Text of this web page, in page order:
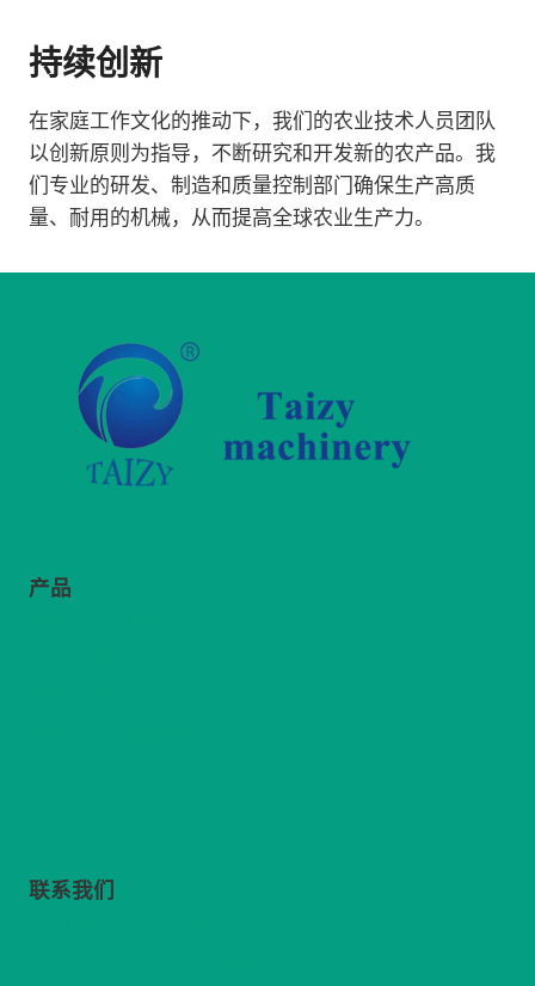
持续创新
在家庭工作文化的推动下，我们的农业技术人员团队
以创新原则为指导，不断研究和开发新的农产品。我
们专业的研发、制造和质量控制部门确保生产高质
量、耐用的机械，从而提高全球农业生产力。
产品
联系我们